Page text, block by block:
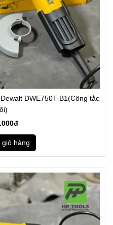
DWE750T-B1(Công tắc
giỏ hàng